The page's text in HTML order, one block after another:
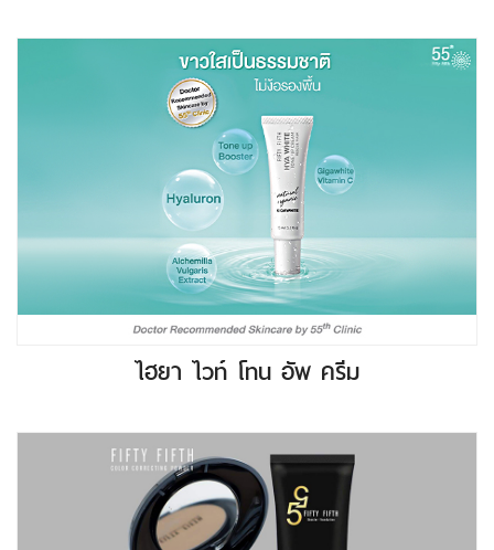
ไฮยา ไวท์ โทน อัพ ครีม